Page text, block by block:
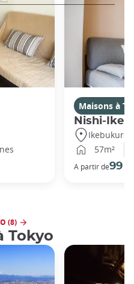
Maisons à
Nishi-
Ikebukuro,
57m²
A partir de99 €
(8)
Tokyo